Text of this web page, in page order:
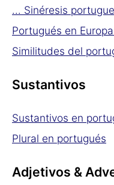
... Sinéresis
Portugués en
Similitudes del
Sustantivos
Sustantivos en
Plural en portugués
Adjetivos &